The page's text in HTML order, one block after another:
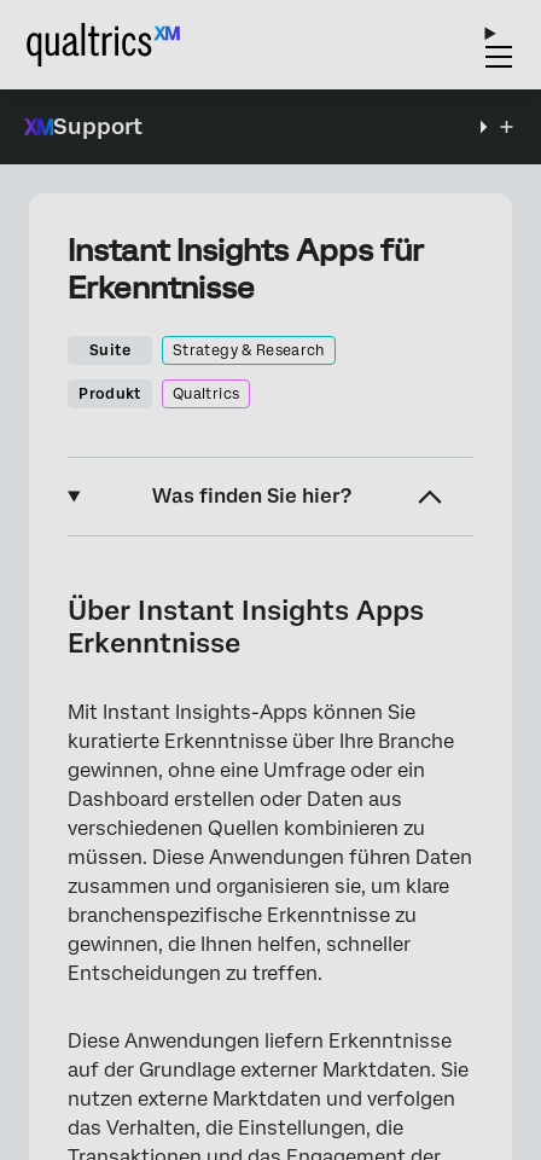
Support
Instant Insights Apps für
Erkenntnisse
Suite Strategy & Research
Produkt Qualtrics
Was finden Sie hier?
Barrierefreiheit & Zugang zu Instant Insights
Apps
Erkenntnisse
Über Instant Insights Apps
Erkenntnisse
Mit Instant Insights-Apps können Sie
kuratierte Erkenntnisse über Ihre Branche
gewinnen, ohne eine Umfrage oder ein
Dashboard erstellen oder Daten aus
verschiedenen Quellen kombinieren zu
müssen. Diese Anwendungen führen Daten
zusammen und organisieren sie, um klare
branchenspezifische Erkenntnisse zu
gewinnen, die Ihnen helfen, schneller
Entscheidungen zu treffen.
Diese Anwendungen liefern Erkenntnisse
auf der Grundlage externer Marktdaten. Sie
nutzen externe Marktdaten und verfolgen
das Verhalten, die Einstellungen, die